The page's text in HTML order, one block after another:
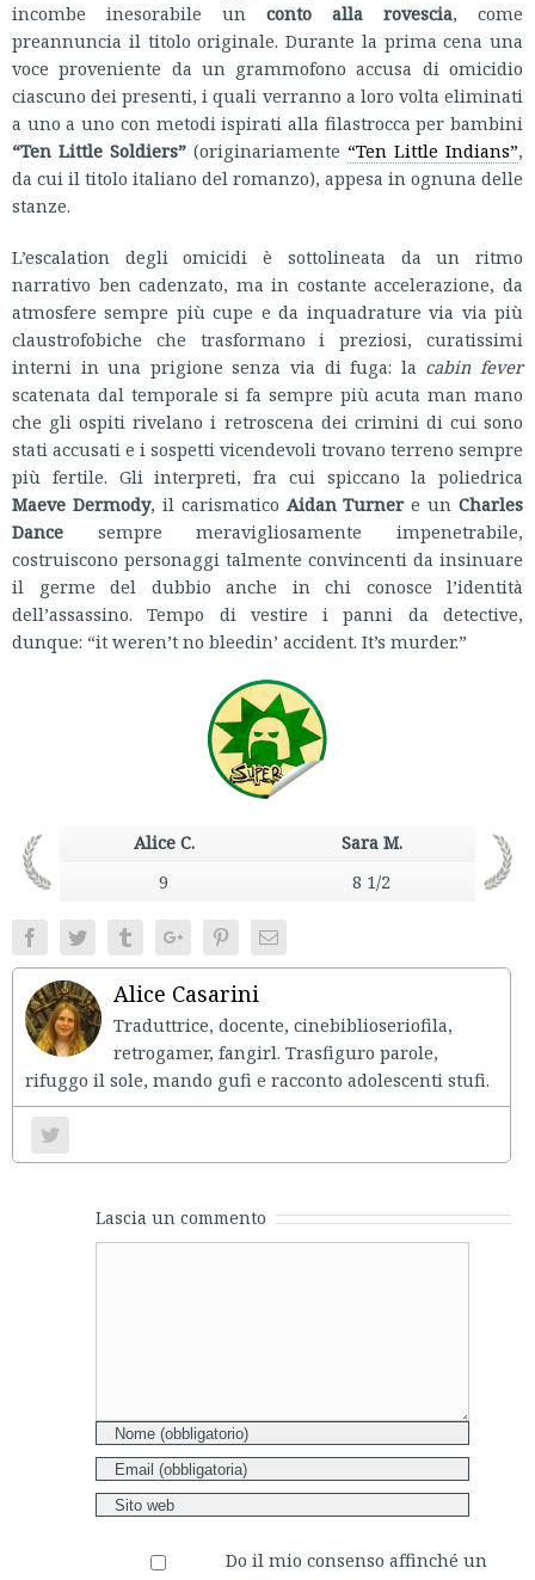
incombe inesorabile un conto alla rovescia, come
preannuncia il titolo originale. Durante la prima cena una
voce proveniente da un grammofono accusa di omicidio
ciascuno dei presenti, i quali verranno a loro volta eliminati
a uno a uno con metodi ispirati alla filastrocca per bambini
“Ten Little Soldiers” (originariamente “Ten Little Indians”,
da cui il titolo italiano del romanzo), appesa in ognuna delle
stanze.
L’escalation degli omicidi è sottolineata da un ritmo
narrativo ben cadenzato, ma in costante accelerazione, da
atmosfere sempre più cupe e da inquadrature via via più
claustrofobiche che trasformano i preziosi, curatissimi
interni in una prigione senza via di fuga: la cabin fever
scatenata dal temporale si fa sempre più acuta man mano
che gli ospiti rivelano i retroscena dei crimini di cui sono
stati accusati e i sospetti vicendevoli trovano terreno sempre
più fertile. Gli interpreti, fra cui spiccano la poliedrica
Maeve Dermody, il carismatico Aidan Turnere un Charles
Dance sempre meravigliosamente impenetrabile,
costruiscono personaggi talmente convincenti da insinuare
il germe del dubbio anche in chi conosce l’identità
dell’assassino. Tempo di vestire i panni da detective,
dunque: “it weren’t no bleedin’ accident. It’s murder.”
Alice C.
Sara M.
9
8 1/2
FacebookTwitter TumblrGoogle+PinterestEmail
Alice Casarini
Traduttrice, docente, cinebiblioseriofila,
retrogamer, fangirl. Trasfiguro parole,
rifuggo il sole, mando gufi e racconto adolescenti stufi.
Lascia un commento
Do il mio consenso affinché un